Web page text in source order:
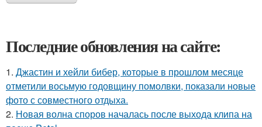
Последние обновления на сайте:
1. Джастин и хейли бибер, которые в прошлом месяце
отметили восьмую годовщину помолвки, показали новые
фото с совместного отдыха.
2. Новая волна споров началась после выхода клипа на